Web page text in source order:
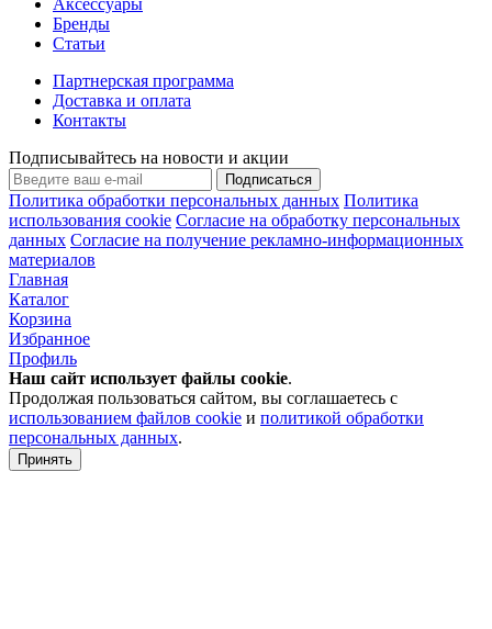
Аксессуары
Бренды
Статьи
Партнерская программа
Доставка и оплата
Контакты
Подписывайтесь на новости и акции
Подписаться
Политика обработки персональных данных Политика
использования cookie Согласие на обработку персональных
данных Согласие на получение рекламно-информационных
материалов
Главная
Каталог
Корзина
Избранное
Профиль
Наш сайт использует файлы cookie.
Продолжая пользоваться сайтом, вы соглашаетесь с
использованием файлов cookie и политикой обработки
персональных данных.
Принять